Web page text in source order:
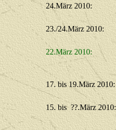
24.März 2010:
23./24.März 2010:
22.März 2010:
17. bis 19.März 2010:
15. bis ??.März 2010: